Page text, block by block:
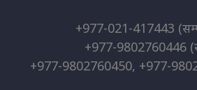
+977-021-417443
+977-9802760446
+977-9802760450, +977-